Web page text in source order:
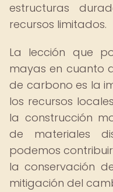
estructuras
recursos limitados.
La lección que
mayas en cuanto
de carbono es la
los recursos
la construcción
de materiales
podemos
la conservación
mitigación del